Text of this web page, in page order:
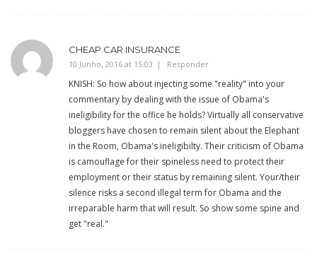
CHEAP CAR INSURANCE
10 Junho, 2016 at 15:03 Responder
KNISH: So how about injecting some "reality" into your
commentary by dealing with the issue of Obama's
ineligibility for the office he holds? Virtually all conservative
bloggers have chosen to remain silent about the Elephant
in the Room, Obama's ineligibilty. Their criticism of Obama
is camouflage for their spineless need to protect their
employment or their status by remaining silent. Your/their
silence risks a second illegal term for Obama and the
irreparable harm that will result. So show some spine and
get "real."